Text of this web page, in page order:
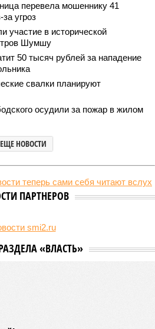
перевела мошеннику 41
угроз
участие в исторической
Шумшу
50 тысяч рублей за нападение
свалки планируют
осудили за пожар в жилом
ЕЩЕ НОВОСТИ
ПАРТНЕРОВ
smi2.ru
«ВЛАСТЬ»